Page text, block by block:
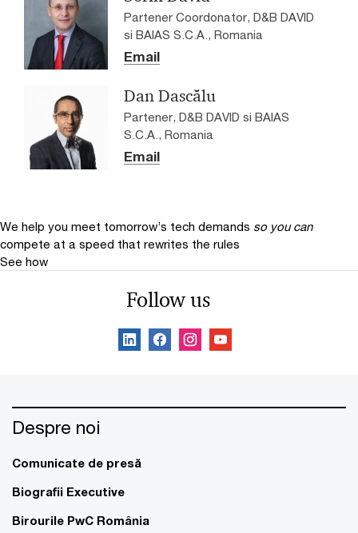
Partener Coordonator, D&B DAVID
si BAIAS S.C.A., Romania
Email
Dan Dascălu
Partener, D&B DAVID si BAIAS
S.C.A., Romania
Email
We help you meet tomorrow’s tech demands so you can
compete at a speed that rewrites the rules
See how
Follow us
Despre noi
Comunicate de presă
Biografii Executive
Birourile PwC România